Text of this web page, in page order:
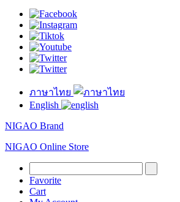
ภาษาไทย
English
NIGAO Brand
NIGAO Online Store
Favorite
Cart